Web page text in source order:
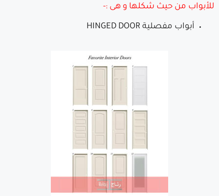
للأبواب من حيث شكلها و هى :-
أبواب مفصلية HINGED DOOR